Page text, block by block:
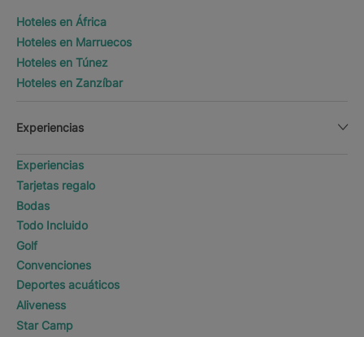
Hoteles en África
Hoteles en Marruecos
Hoteles en Túnez
Hoteles en Zanzíbar
Experiencias
Experiencias
Tarjetas regalo
Bodas
Todo Incluido
Golf
Convenciones
Deportes acuáticos
Aliveness
Star Camp